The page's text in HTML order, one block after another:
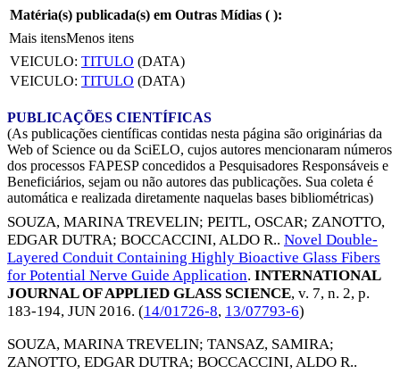
Matéria(s) publicada(s) em Outras Mídias ( ):
Mais itensMenos itens
VEICULO: TITULO (DATA)
VEICULO: TITULO (DATA)
PUBLICAÇÕES CIENTÍFICAS
(As publicações científicas contidas nesta página são originárias da
Web of Science ou da SciELO, cujos autores mencionaram números
dos processos FAPESP concedidos a Pesquisadores Responsáveis e
Beneficiários, sejam ou não autores das publicações. Sua coleta é
automática e realizada diretamente naquelas bases bibliométricas)
SOUZA, MARINA TREVELIN; PEITL, OSCAR; ZANOTTO,
EDGAR DUTRA; BOCCACCINI, ALDO R.. Novel Double-
Layered Conduit Containing Highly Bioactive Glass Fibers
for Potential Nerve Guide Application. INTERNATIONAL
JOURNAL OF APPLIED GLASS SCIENCE, v. 7, n. 2, p.
183-194, JUN 2016. (14/01726-8, 13/07793-6)
SOUZA, MARINA TREVELIN; TANSAZ, SAMIRA;
ZANOTTO, EDGAR DUTRA; BOCCACCINI, ALDO R..